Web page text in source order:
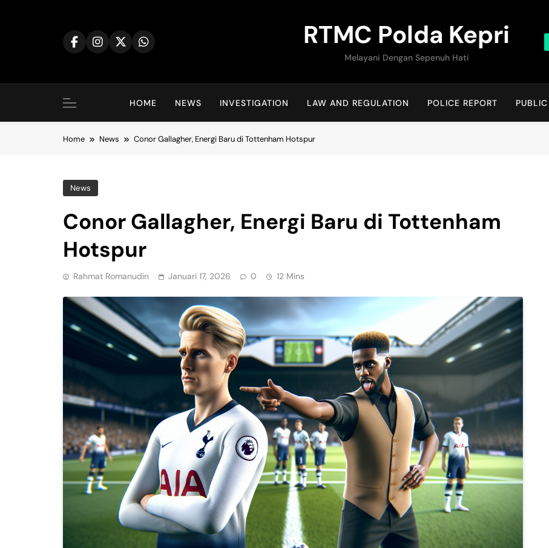
RTMC Polda Kepri
Melayani Dengan Sepenuh Hati
HOME NEWS INVESTIGATION LAW AND REGULATION POLICE REPORT
Home News Conor Gallagher, Energi Baru di Tottenham Hotspur
News
Conor Gallagher, Energi Baru di Tottenham
Hotspur
Rahmat Romanudin Januari 17, 2026 0 12 Mins